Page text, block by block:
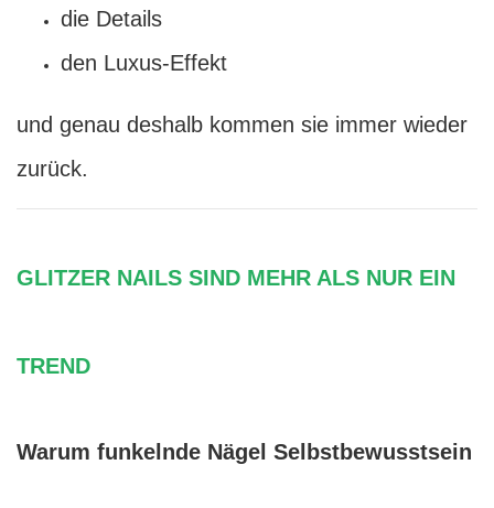
die Details
den Luxus-Effekt
und genau deshalb kommen sie immer wieder
zurück.
GLITZER NAILS SIND MEHR ALS NUR EIN
TREND
Warum funkelnde Nägel Selbstbewusstsein